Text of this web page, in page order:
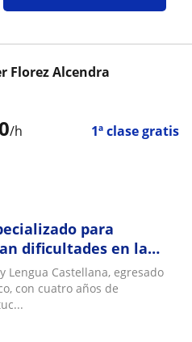
/h 1ª clase gratis
Florez Alcendra
para
dificultades en la
o comprensión lectora
Lengua Castellana, egresado
con cuatro años de